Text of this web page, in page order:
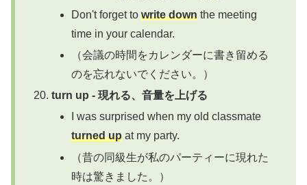
Don't forget towrite down the meeting
time in your calendar.
（会議の時間をカレンダーに書き留める
のを忘れないでください。）
turn up - 現れる、音量を上げる
I was surprised when my old classmate
turned up at my party.
（昔の同級生が私のパーティーに現れた
時は驚きました。）